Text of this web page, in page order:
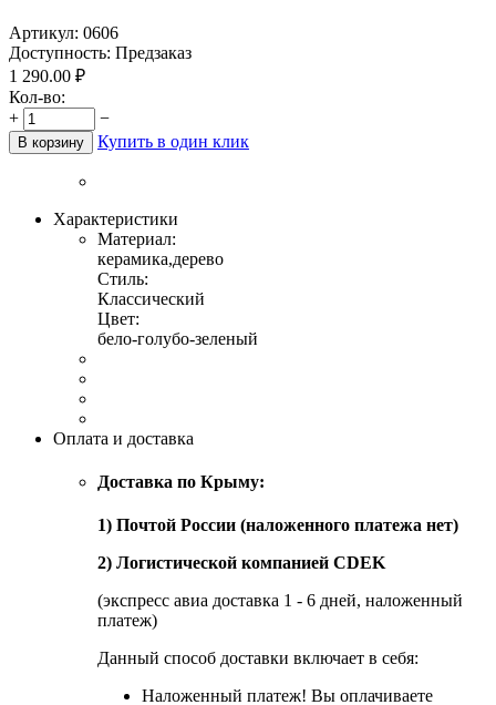
Артикул: 0606
Доступность: Предзаказ
1 290.00 ₽
Кол-во:
+
−
В корзину Купить в один клик
Характеристики
Материал:
керамика,дерево
Стиль:
Классический
Цвет:
бело-голубо-зеленый
Оплата и доставка
Доставка по Крыму:
1) Почтой России (наложенного платежа нет)
2) Логистической компанией CDEK
(экспресс авиа доставка 1 - 6 дней, наложенный
платеж)
Данный способ доставки включает в себя:
Наложенный платеж! Вы оплачиваете